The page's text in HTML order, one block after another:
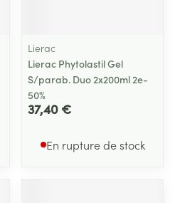
Lierac
Lierac Phytolastil Gel
S/parab. Duo 2x200ml 2e-
50%
37,40 €
En rupture de stock